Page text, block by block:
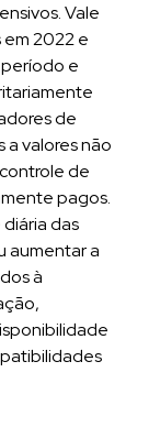
Vale
2022 e
e
de
valores não
de
pagos.
das
aumentar a
à